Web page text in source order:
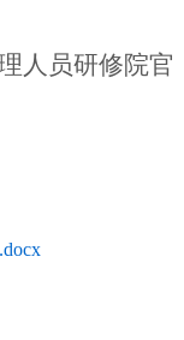
人员研修院官